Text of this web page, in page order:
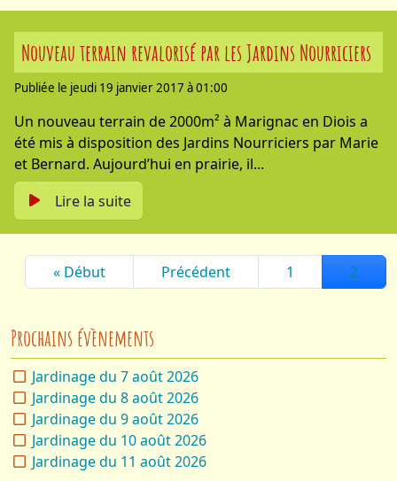
Nouveau terrain revalorisé par les Jardins Nourriciers
Publiée le jeudi 19 janvier 2017 à 01:00
Un nouveau terrain de 2000m² à Marignac en Diois a
été mis à disposition des Jardins Nourriciers par Marie
et Bernard. Aujourd’hui en prairie, il...
Lire la suite
« Début Précédent 1 2
Prochains évènements
Jardinage du 7 août 2026
Jardinage du 8 août 2026
Jardinage du 9 août 2026
Jardinage du 10 août 2026
Jardinage du 11 août 2026